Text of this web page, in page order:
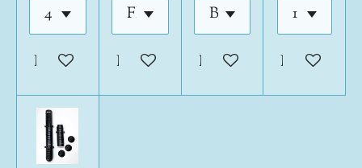
In den WarenkorbIn den WarenkorbIn den Warenkorb
In den